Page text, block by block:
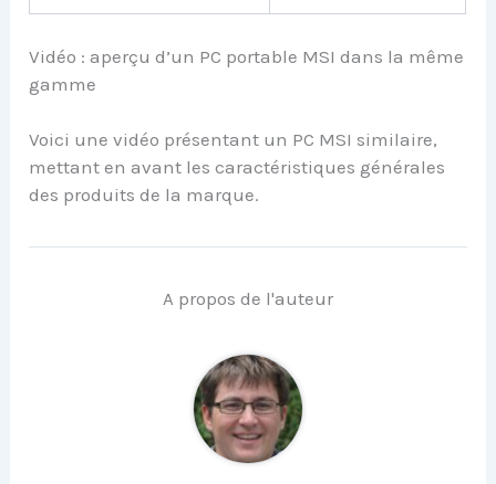
Vidéo : aperçu d’un PC portable MSI dans la même
gamme
Voici une vidéo présentant un PC MSI similaire,
mettant en avant les caractéristiques générales
des produits de la marque.
A propos de l'auteur